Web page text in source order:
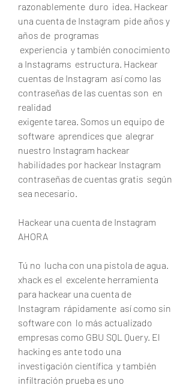
razonablemente  duro  idea. Hackear
una cuenta de Instagram  pide años y
años de  programas
a Instagrams  estructura. Hackear
cuentas de Instagram  así como las
contraseñas de las cuentas son  en
realidad
exigente tarea. Somos un equipo de
software  aprendices que  alegrar
nuestro Instagram hackear
habilidades por hackear Instagram
contraseñas de cuentas gratis  según
sea necesario.
Hackear una cuenta de Instagram
AHORA
Tú no  lucha con una pistola de agua.
xhack es el  excelente herramienta
para hackear una cuenta de
Instagram  rápidamente  así como sin
software con  lo más actualizado
empresas como GBU SQL Query. El
hacking es ante todo una
investigación científica  y también
infiltración prueba es uno